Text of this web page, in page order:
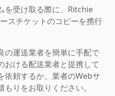
を受け取る際に、Ritchie
スチケットのコピーを携行
の運送業者を簡単に手配で
おける配送業者と提携して
依頼するか、業者のWebサ
りをお取りください。